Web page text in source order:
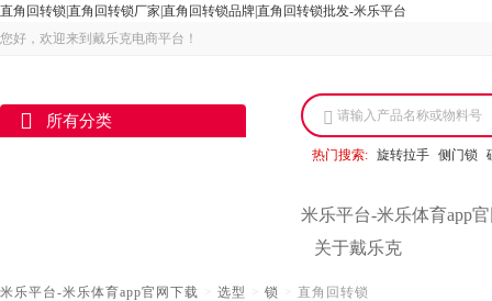
直角回转锁|直角回转锁厂家|直角回转锁品牌|直角回转锁批发-米乐平台
您好，欢迎来到戴乐克电商平台！
所有分类 请输入产品名称或物料号
热门搜索: 旋转拉手 侧门锁
米乐平台-米乐体育app
关于戴乐克
米乐平台-米乐体育app官网下载 > 选型 > 锁 > 直角回转锁